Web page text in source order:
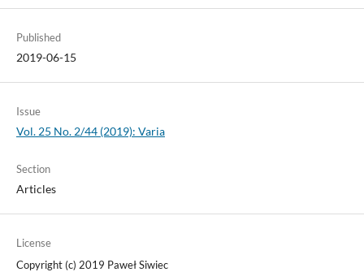
Published
2019-06-15
Issue
Vol. 25 No. 2/44 (2019): Varia
Section
Articles
License
Copyright (c) 2019 Paweł Siwiec